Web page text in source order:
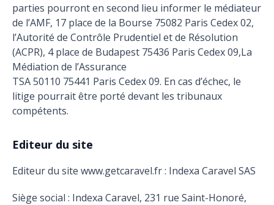
parties pourront en second lieu informer le médiateur
de l’AMF, 17 place de la Bourse 75082 Paris Cedex 02,
l’Autorité de Contrôle Prudentiel et de Résolution
(ACPR), 4 place de Budapest 75436 Paris Cedex 09,La
Médiation de l’Assurance
TSA 50110 75441 Paris Cedex 09. En cas d’échec, le
litige pourrait être porté devant les tribunaux
compétents.
Editeur du site
Editeur du site www.getcaravel.fr : Indexa Caravel SAS
Siège social : Indexa Caravel, 231 rue Saint-Honoré,